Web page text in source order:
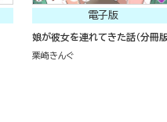
電子版
娘が彼女を連れてきた話（分冊版
栗崎きんぐ